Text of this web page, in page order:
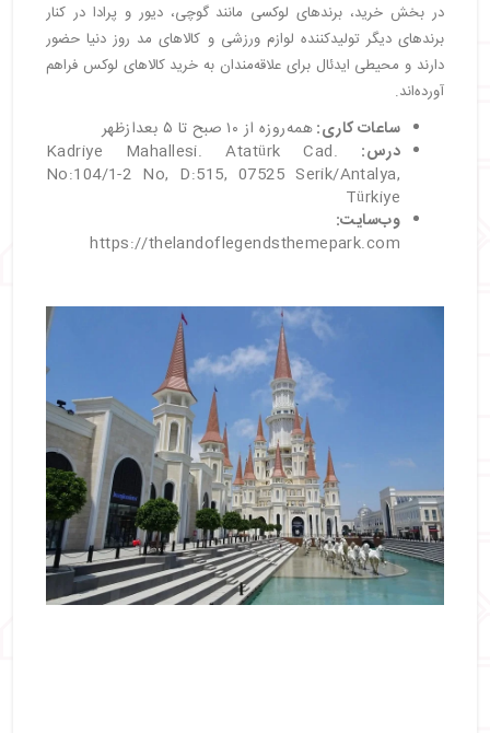
در بخش خرید، برندهای لوکسی مانند گوچی، دیور و پرادا در کنار
برندهای دیگر تولیدکننده لوازم ورزشی و کالاهای مد روز دنیا حضور
دارند و محیطی ایدئال برای علاقه‌مندان به خرید کالاهای لوکس فراهم
آورده‌اند.
ساعات کاری:همه‌روزه از ۱۰ صبح تا ۵ بعدازظهر
درس:
Kadriye Mahallesi. Atatürk Cad.
No:104/1-2 No, D:515, 07525 Serik/Antalya,
Türkiye
وب‌سایت:
https://thelandoflegendsthemepark.com